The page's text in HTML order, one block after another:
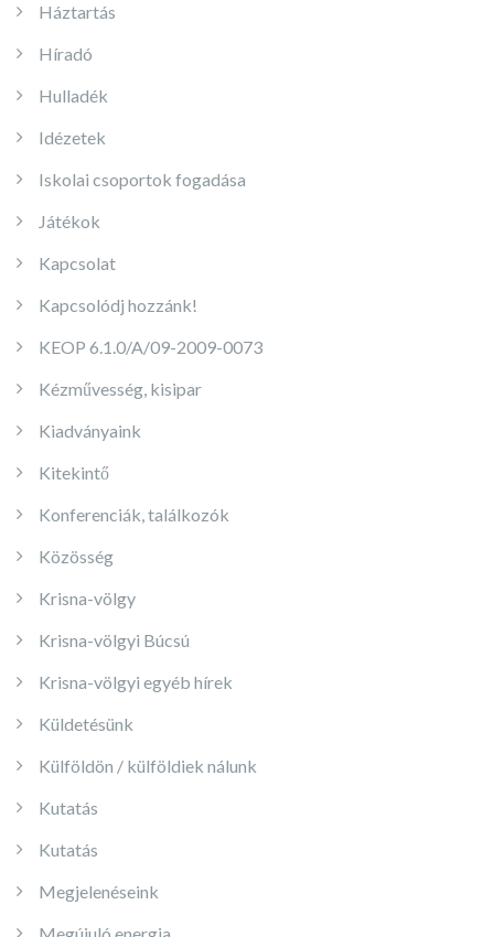
Háztartás
Híradó
Hulladék
Idézetek
Iskolai csoportok fogadása
Játékok
Kapcsolat
Kapcsolódj hozzánk!
KEOP 6.1.0/A/09-2009-0073
Kézművesség, kisipar
Kiadványaink
Kitekintő
Konferenciák, találkozók
Közösség
Krisna-völgy
Krisna-völgyi Búcsú
Krisna-völgyi egyéb hírek
Küldetésünk
Külföldön / külföldiek nálunk
Kutatás
Kutatás
Megjelenéseink